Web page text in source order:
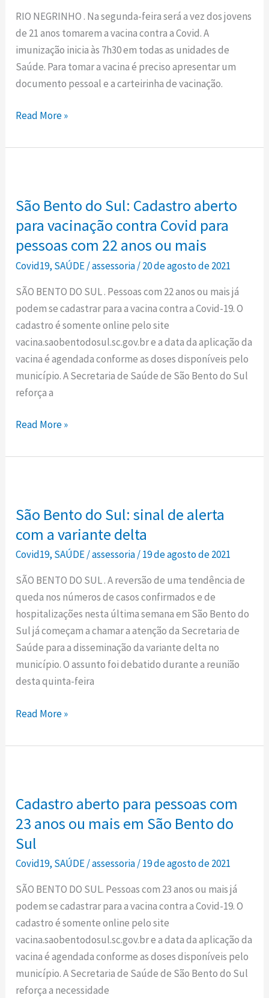
RIO NEGRINHO . Na segunda-feira será a vez dos jovens
de 21 anos tomarem a vacina contra a Covid. A
imunização inicia às 7h30 em todas as unidades de
Saúde. Para tomar a vacina é preciso apresentar um
documento pessoal e a carteirinha de vacinação.
tomar
a
vacina
contra
a
nesta
feira
Read More »
São Bento do Sul: Cadastro aberto
para vacinação contra Covid para
pessoas com 22 anos ou mais
Covid19, SAÚDE/assessoria/20 de agosto de 2021
SÃO BENTO DO SUL . Pessoas com 22 anos ou mais já
podem se cadastrar para a vacina contra a Covid-19. O
cadastro é somente online pelo site
vacina.saobentodosul.sc.gov.br e a data da aplicação da
vacina é agendada conforme as doses disponíveis pelo
município. A Secretaria de Saúde de São Bento do Sul
reforça a
do
Sul:
aberto
para
vacinação
contra
Covid
para
pessoas
com
22
ou
Read More »
São Bento do Sul: sinal de alerta
com a variante delta
Covid19, SAÚDE/assessoria/19 de agosto de 2021
SÃO BENTO DO SUL . A reversão de uma tendência de
queda nos números de casos confirmados e de
hospitalizações nesta última semana em São Bento do
Sul já começam a chamar a atenção da Secretaria de
Saúde para a disseminação da variante delta no
município. O assunto foi debatido durante a reunião
desta quinta-feira
do
Sul:
sinal
alerta
com
a
variante
delta
Read More »
Cadastro aberto para pessoas com
23 anos ou mais em São Bento do
Sul
Covid19, SAÚDE/assessoria/19 de agosto de 2021
SÃO BENTO DO SUL. Pessoas com 23 anos ou mais já
podem se cadastrar para a vacina contra a Covid-19. O
cadastro é somente online pelo site
vacina.saobentodosul.sc.gov.br e a data da aplicação da
vacina é agendada conforme as doses disponíveis pelo
município. A Secretaria de Saúde de São Bento do Sul
reforça a necessidade
para
pessoas
com
23
anos
ou
mais
em
São
Bento
do
Sul